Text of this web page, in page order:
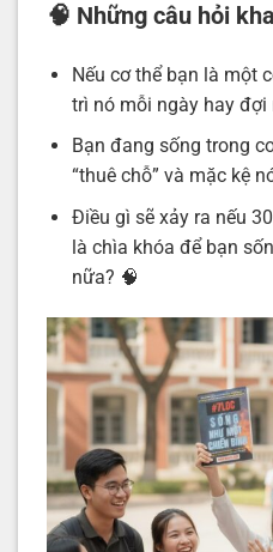
🧠 Những câu hỏi
Nếu cơ thể bạn là một
trì nó mỗi ngày hay đợi
Bạn đang sống trong
“thuê chỗ” và mặc kệ
Điều gì sẽ xảy ra nếu
là chìa khóa để bạn
nữa? 🧠